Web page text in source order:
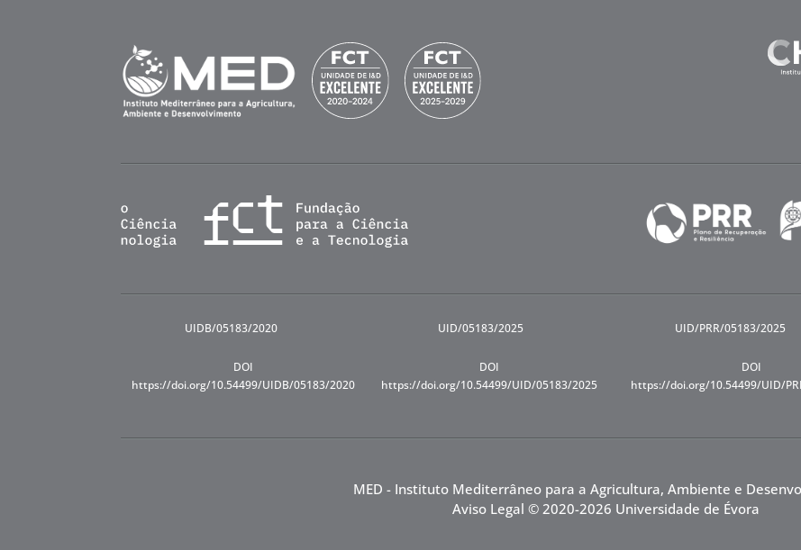
UIDB/05183/2020
DOI
https://doi.org/10.54499/UIDB/05183/2020
UID/05183/2025
DOI
https://doi.org/10.54499/UID/05183/2025
UID/PRR/05183/2025
DOI
https://doi.org/10.54499/UID/
MED - Instituto Mediterrâneo para a Agricultura, Ambiente e
Aviso Legal © 2020-2026 Universidade de Évora